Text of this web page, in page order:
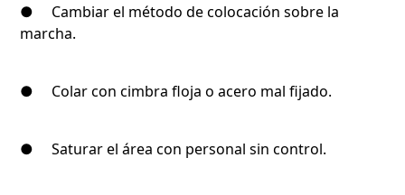
● Cambiar el método de colocación sobre la
marcha.
● Colar con cimbra floja o acero mal fijado.
● Saturar el área con personal sin control.